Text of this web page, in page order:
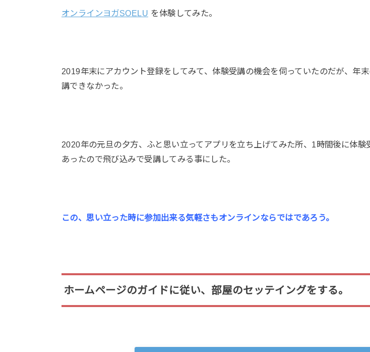
オンラインヨガSOELU を体験してみた。
2019年末にアカウント登録をしてみて、体験受講の機会を伺っていたのだが、年
講できなかった。
2020年の元旦の夕方、ふと思い立ってアプリを立ち上げてみた所、1時間後に体験
あったので飛び込みで受講してみる事にした。
この、思い立った時に参加出来る気軽さもオンラインならではであろう。
ホームページのガイドに従い、部屋のセッテイングをする。